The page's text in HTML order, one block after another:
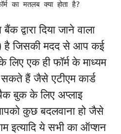
का मतलब क्या होता है?
द्वारा दिया जाने वाला
) है जिसकी मदद से आप कई
लिए एक ही फॉर्म के माध्यम
हैं जैसे एटीएम कार्ड
बुक के लिए अप्लाइ
कुछ बदलवाना हो जैसे
इत्यादि ये सभी का ऑप्शन